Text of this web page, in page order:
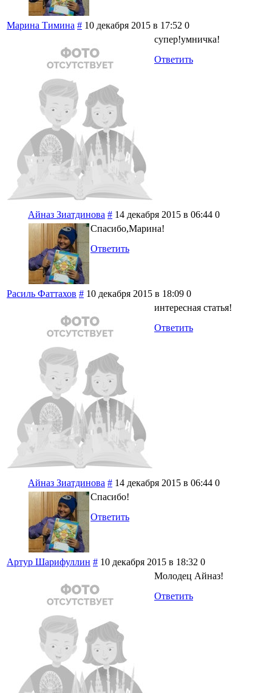
Марина Тимина # 10 декабря 2015 в 17:52 0
супер!умничка!
Ответить
Айназ Зиатдинова # 14 декабря 2015 в 06:44 0
Спасибо,Марина!
Ответить
Расиль Фаттахов # 10 декабря 2015 в 18:09 0
интересная статья!
Ответить
Айназ Зиатдинова # 14 декабря 2015 в 06:44 0
Спасибо!
Ответить
Артур Шарифуллин # 10 декабря 2015 в 18:32 0
Молодец Айназ!
Ответить